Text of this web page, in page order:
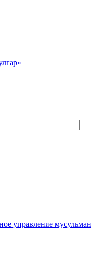
управление мусульман